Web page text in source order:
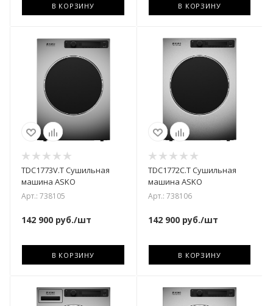
В КОРЗИНУ В КОРЗИНУ
TDC1773V.T Сушильная
машина ASKO
Арт.: 738105
142 900 руб./шт
В КОРЗИНУ
TDC1772C.T Сушильная
машина ASKO
Арт.: 738106
142 900руб./шт
В КОРЗИНУ